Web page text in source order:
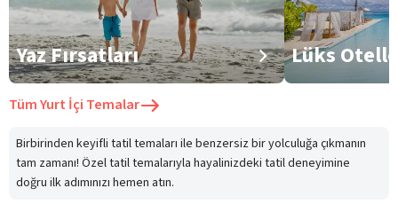
Yaz Fırsatları Lüks
TümYurt İçi Temalar
Birbirinden keyifli tatil temaları ile benzersiz bir yolculuğa çıkmanın
tam zamanı! Özel tatil temalarıyla hayalinizdeki tatil deneyimine
doğru ilk adımınızı hemen atın.